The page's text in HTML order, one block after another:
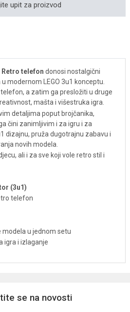
upit za proizvod
Retro telefon donosi nostalgični
modernom LEGO 3u1 konceptu.
a zatim ga presložiti u druge
mašta i višestruka igra.
detaljima poput brojčanika,
čini zanimljivim i za igru i za
dizajnu, pruža dugotrajnu zabavu i
novih modela.
ali i za sve koji vole retro stil i
(3u1)
telefon
modela u jednom setu
igra i izlaganje
se na novosti